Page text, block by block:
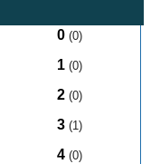
0 (0)
1 (0)
2 (0)
3 (1)
4 (0)